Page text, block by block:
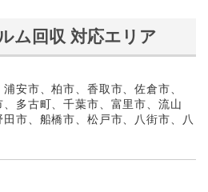
ム回収 対応エリア
安市、柏市、香取市、佐倉市、
多古町、千葉市、富里市、流山
市、船橋市、松戸市、八街市、八